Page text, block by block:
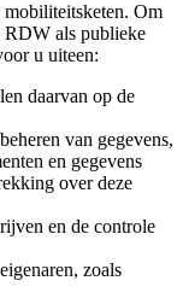
Om
RDW als publieke
u uiteen:
daarvan op de
van gegevens,
en gegevens
over deze
en de controle
zoals